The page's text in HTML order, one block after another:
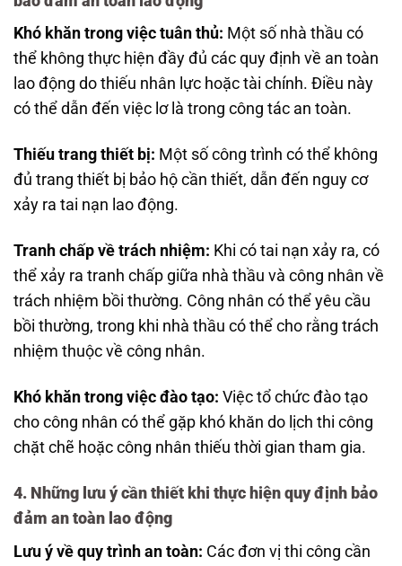
Khó khăn trong việc tuân thủ: Một số nhà thầu có
thể không thực hiện đầy đủ các quy định về an toàn
lao động do thiếu nhân lực hoặc tài chính. Điều này
có thể dẫn đến việc lơ là trong công tác an toàn.
Thiếu trang thiết bị: Một số công trình có thể không
đủ trang thiết bị bảo hộ cần thiết, dẫn đến nguy cơ
xảy ra tai nạn lao động.
Tranh chấp về trách nhiệm: Khi có tai nạn xảy ra, có
thể xảy ra tranh chấp giữa nhà thầu và công nhân về
trách nhiệm bồi thường. Công nhân có thể yêu cầu
bồi thường, trong khi nhà thầu có thể cho rằng trách
nhiệm thuộc về công nhân.
Khó khăn trong việc đào tạo: Việc tổ chức đào tạo
cho công nhân có thể gặp khó khăn do lịch thi công
chặt chẽ hoặc công nhân thiếu thời gian tham gia.
4. Những lưu ý cần thiết khi thực hiện quy định bảo
đảm an toàn lao động
Lưu ý về quy trình an toàn: Các đơn vị thi công cần